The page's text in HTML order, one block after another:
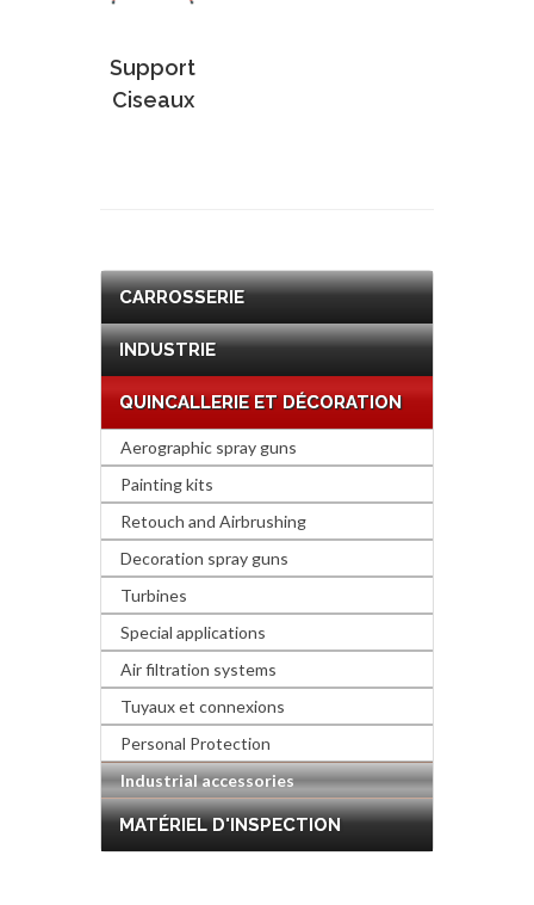
Support
Ciseaux
CARROSSERIE
INDUSTRIE
QUINCALLERIE ET DÉCORATION
Aerographic spray guns
Painting kits
Retouch and Airbrushing
Decoration spray guns
Turbines
Special applications
Air filtration systems
Tuyaux et connexions
Personal Protection
Industrial accessories
MATÉRIEL D'INSPECTION